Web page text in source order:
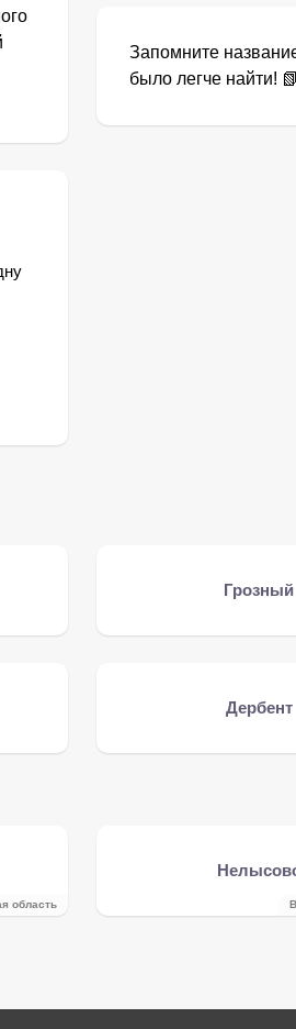
Запомните
было легче найти! 📗
Грозный
Дербент
область